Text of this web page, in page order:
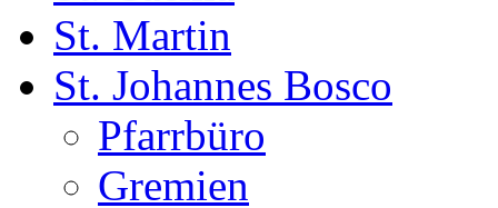
St. Martin
St. Johannes Bosco
Pfarrbüro
Gremien